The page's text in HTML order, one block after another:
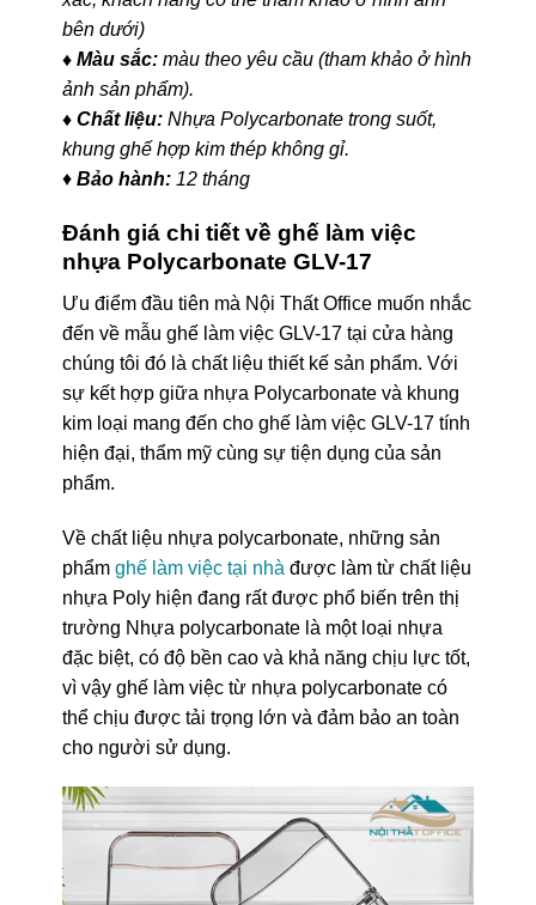
bên dưới)
♦ Màu sắc:màu theo yêu cầu (tham khảo ở hình
ảnh sản phẩm).
♦ Chất liệu:Nhựa Polycarbonate trong suốt,
khung ghế hợp kim thép không gỉ.
♦Bảo hành:12 tháng
Đánh giá chi tiết về ghế làm việc
nhựa Polycarbonate GLV-17
Ưu điểm đầu tiên mà Nội Thất Office muốn nhắc
đến về mẫu ghế làm việc GLV-17 tại cửa hàng
chúng tôi đó là chất liệu thiết kế sản phẩm. Với
sự kết hợp giữa nhựa Polycarbonate và khung
kim loại mang đến cho ghế làm việc GLV-17 tính
hiện đại, thẩm mỹ cùng sự tiện dụng của sản
phẩm.
Về chất liệu nhựa polycarbonate, những sản
phẩm ghế làm việc tại nhà được làm từ chất liệu
nhựa Poly hiện đang rất được phổ biến trên thị
trường Nhựa polycarbonate là một loại nhựa
đặc biệt, có độ bền cao và khả năng chịu lực tốt,
vì vậy ghế làm việc từ nhựa polycarbonate có
thể chịu được tải trọng lớn và đảm bảo an toàn
cho người sử dụng.